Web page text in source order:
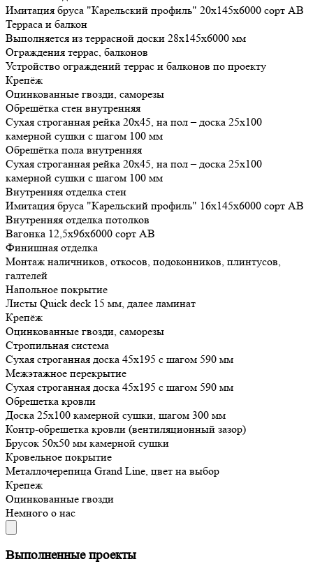
Имитация бруса "Карельский профиль" 20х145х6000 сорт АВ
Терраса и балкон
Выполняется из террасной доски 28х145х6000 мм
Ограждения террас, балконов
Устройство ограждений террас и балконов по проекту
Крепёж
Оцинкованные гвозди, саморезы
Обрешётка стен внутренняя
Сухая строганная рейка 20х45, на пол – доска 25х100
камерной сушки с шагом 100 мм
Обрешётка пола внутренняя
Сухая строганная рейка 20х45, на пол – доска 25х100
камерной сушки с шагом 100 мм
Внутренняя отделка стен
Имитация бруса "Карельский профиль" 16х145х6000 сорт АВ
Внутренняя отделка потолков
Вагонка 12,5х96х6000 сорт АВ
Финишная отделка
Монтаж наличников, откосов, подоконников, плинтусов,
галтелей
Напольное покрытие
Листы Quick deck 15 мм, далее ламинат
Крепёж
Оцинкованные гвозди, саморезы
Стропильная система
Сухая строганная доска 45х195 с шагом 590 мм
Межэтажное перекрытие
Сухая строганная доска 45х195 с шагом 590 мм
Обрешетка кровли
Доска 25х100 камерной сушки, шагом 300 мм
Контр-обрешетка кровли (вентиляционный зазор)
Брусок 50х50 мм камерной сушки
Кровельное покрытие
Металлочерепица Grand Line, цвет на выбор
Крепеж
Оцинкованные гвозди
Немного о нас
Выполненные проекты